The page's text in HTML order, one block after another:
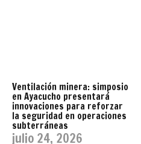
Ventilación minera: simposio
en Ayacucho presentará
innovaciones para reforzar
la seguridad en operaciones
subterráneas
julio 24, 2026